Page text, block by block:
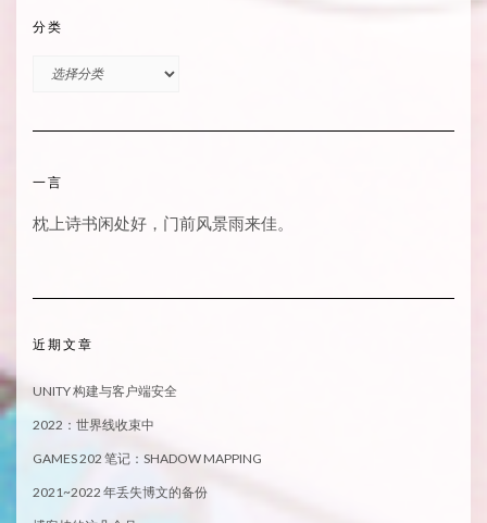
分类
一言
枕上诗书闲处好，门前风景雨来佳。
近期文章
UNITY 构建与客户端安全
2022：世界线收束中
GAMES 202 笔记：SHADOW MAPPING
2021~2022 年丢失博文的备份